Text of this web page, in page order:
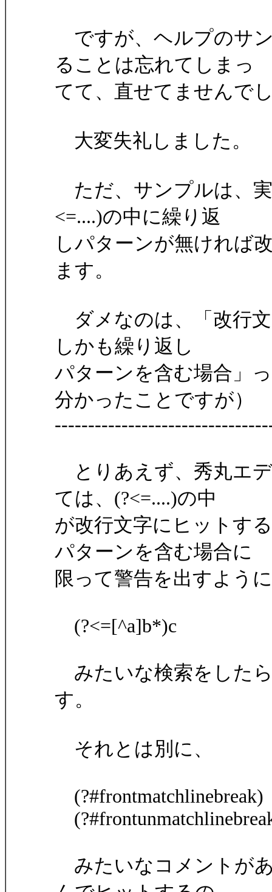
ですが、ヘルプのサ
ることは忘れてしまっ
てて、直せてませんで
大変失礼しました。
ただ、サンプルは、
<=....)の中に繰り返
しパターンが無ければ
ます。
ダメなのは、「改行
しかも繰り返し
パターンを含む場合」
分かったことですが）
とりあえず、秀丸エ
ては、(?<=....)の中
が改行文字にヒットす
パターンを含む場合に
限って警告を出すよう
(?<=[^a]b*)c
みたいな検索をした
す。
それとは別に、
(?#frontmatchlinebreak)
みたいなコメントが